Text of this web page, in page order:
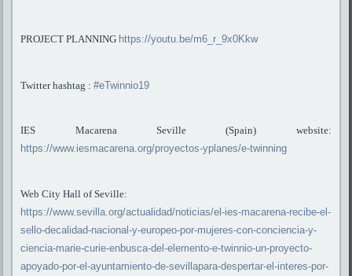
PROJECT PLANNING https://youtu.be/m6_r_9x0Kkw
Twitter hashtag :#eTwinnio19
IES Macarena Seville (Spain) website:
https://www.iesmacarena.org/proyectos-yplanes/e-twinning
Web City Hall of Seville:
https://www.sevilla.org/actualidad/noticias/el-ies-macarena-recibe-el-
sello-decalidad-nacional-y-europeo-por-mujeres-con-conciencia-y-
ciencia-marie-curie-enbusca-del-elemento-e-twinnio-un-proyecto-
apoyado-por-el-ayuntamiento-de-sevillapara-despertar-el-interes-por-